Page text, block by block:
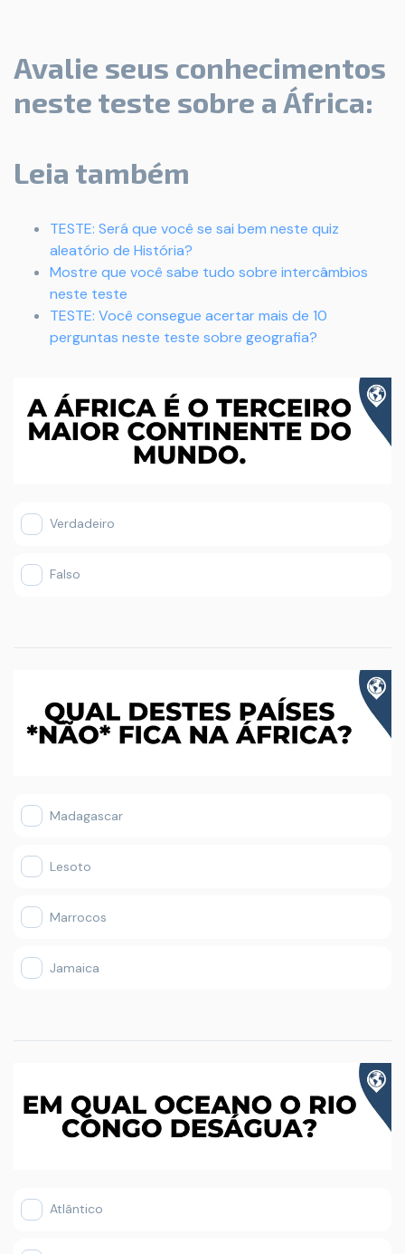
Avalie seus conhecimentos
neste teste sobre a África:
Leia também
TESTE: Será que você se sai bem neste quiz
aleatório de História?
Mostre que você sabe tudo sobre intercâmbios
neste teste
TESTE: Você consegue acertar mais de 10
perguntas neste teste sobre geografia?
Verdadeiro
Falso
Madagascar
Lesoto
Marrocos
Jamaica
Atlântico